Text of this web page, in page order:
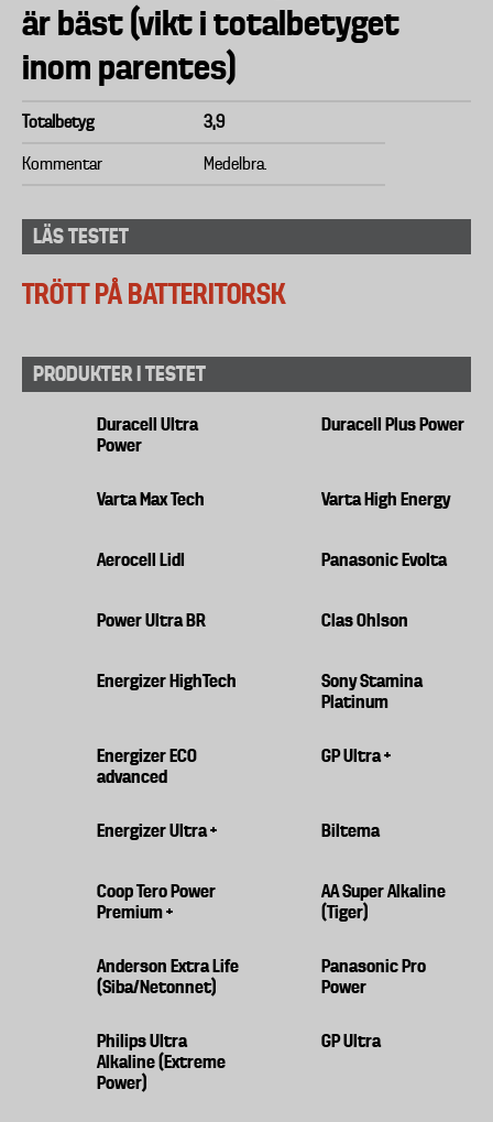
är bäst (vikt i totalbetyget
inom parentes)
Totalbetyg 3,9
Kommentar Medelbra.
LÄS TESTET
TRÖTT PÅ BATTERITORSK
PRODUKTER I TESTET
Duracell Ultra
Power
Duracell Plus Power
Varta Max Tech Varta High Energy
Aerocell Lidl Panasonic Evolta
Power Ultra BR Clas Ohlson
Energizer HighTech
Sony Stamina
Platinum
Energizer ECO
advanced
GP Ultra +
Energizer Ultra + Biltema
Coop Tero Power
Premium +
AA Super Alkaline
(Tiger)
Anderson Extra Life
(Siba/Netonnet)
Panasonic Pro
Power
Philips Ultra
Alkaline (Extreme
Power)
GP Ultra